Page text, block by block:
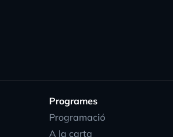
Programes
Programació
A la carta